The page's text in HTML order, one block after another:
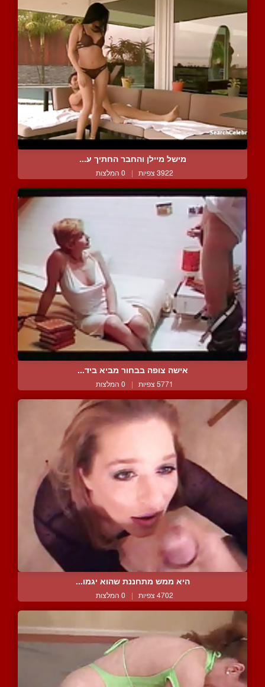
מישל מיילן והחבר החתיך ע...
3922 צפיות | 0 המלצות
אישה צופה בבחור מביא ביד...
5771 צפיות | 0 המלצות
היא ממש מתחננת שהוא יגמו...
4702 צפיות | 0 המלצות